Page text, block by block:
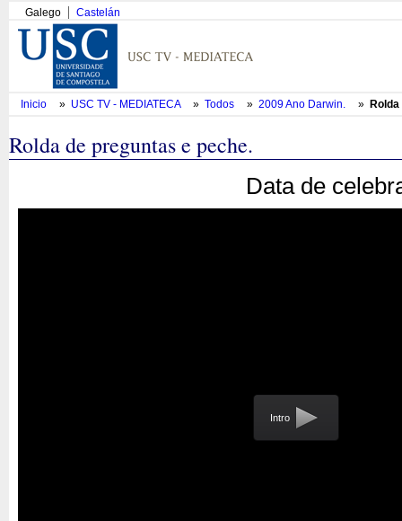
Galego Castelán
Inicio » USC TV - MEDIATECA » Todos » 2009 Ano Darwin. »
Rolda de preguntas e peche.
Data de
Intro